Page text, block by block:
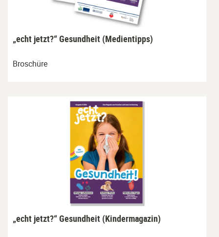
„echt jetzt?“ Gesundheit (Medientipps)
Broschüre
„echt jetzt?“ Gesundheit (Kindermagazin)